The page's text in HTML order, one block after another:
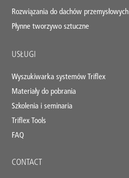
Rozwiązania do dachów przemysłowych
Płynne tworzywo sztuczne
USŁUGI
Wyszukiwarka systemów Triflex
Materiały do pobrania
Szkolenia i seminaria
Triflex Tools
FAQ
CONTACT